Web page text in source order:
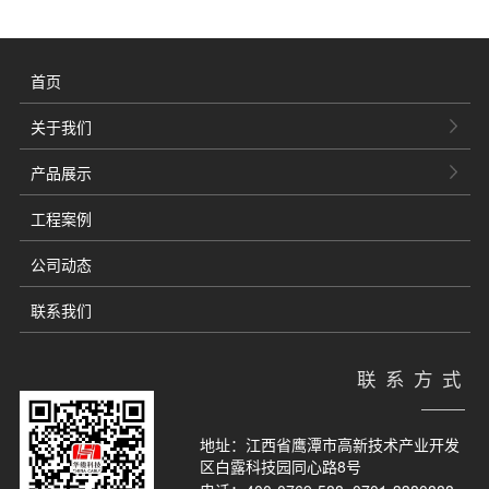
首页
关于我们
产品展示
工程案例
公司动态
联系我们
联系方式
地址：江西省鹰潭市高新技术产业开发
区白露科技园同心路8号